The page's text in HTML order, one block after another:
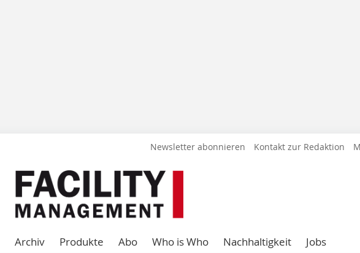
Newsletter abonnieren Kontakt zur Redaktion
Archiv Produkte Abo Who is Who Nachhaltigkeit Jobs